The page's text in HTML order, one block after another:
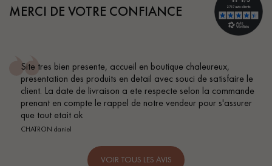
MERCI DE VOTRE CONFIANCE
en boutique chaleureux,
detail avec souci de satisfaire le
ete respecte selon la commande
de notre vendeur pour s'assurer
Conseil parfait,
BEILE FRANCK
VOIR TOUS LES AVIS